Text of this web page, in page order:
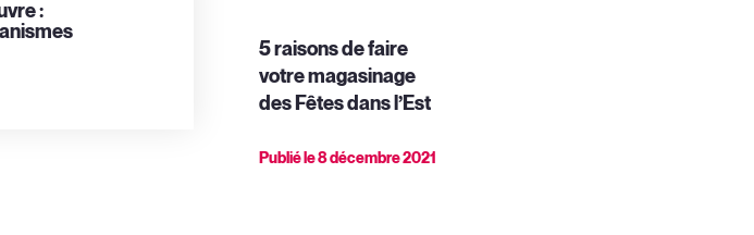
:
5 raisons de faire
votre magasinage
des Fêtes dans l’Est
Publié le8 décembre 2021